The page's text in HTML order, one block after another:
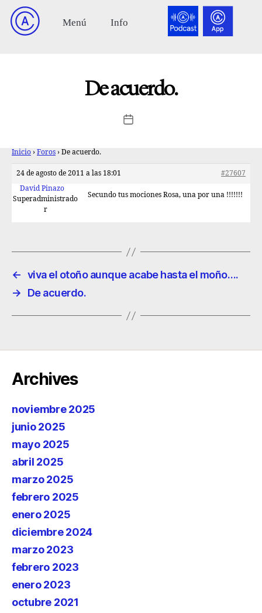
De acuerdo.
Inicio › Foros › De acuerdo.
24 de agosto de 2011 a las 18:01
#27607
David Pinazo
Superadministrado
r
Secundo tus mociones Rosa, una por una !!!!!!!
← viva el otoño aunque acabe hasta el moño….
→
De acuerdo.
Archives
noviembre 2025
junio 2025
mayo 2025
abril 2025
marzo 2025
febrero 2025
enero 2025
diciembre 2024
marzo 2023
febrero 2023
enero 2023
octubre 2021